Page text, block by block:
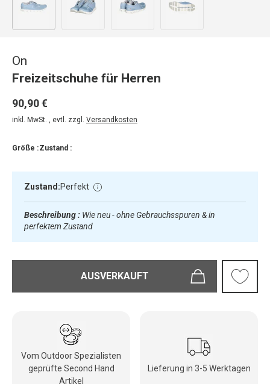
Bild 1 in Galerieansicht laden
On
Freizeitschuhe für Herren
90,90 €
inkl. MwSt. , evtl. zzgl. Versandkosten
Größe :Zustand :
Zustand:Perfekt
Beschreibung : Wie neu - ohne Gebrauchsspuren & in
perfektem Zustand
AUSVERKAUFT
Vom Outdoor Spezialisten
geprüfte Second Hand
Artikel
Lieferung in 3-5 Werktagen